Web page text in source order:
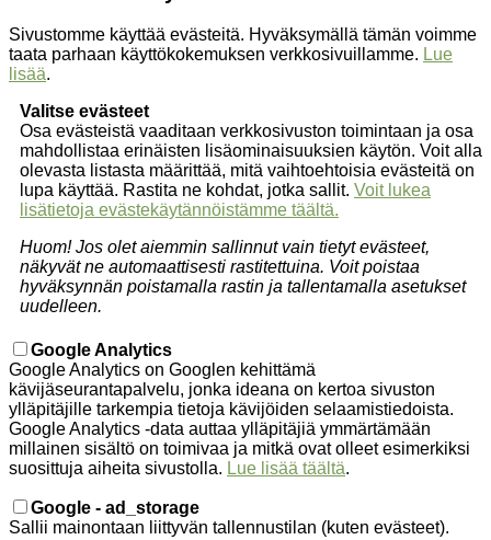
Sivustomme käyttää evästeitä. Hyväksymällä tämän voimme
taata parhaan käyttökokemuksen verkkosivuillamme. Lue
lisää.
Valitse evästeet
Osa evästeistä vaaditaan verkkosivuston toimintaan ja osa
mahdollistaa erinäisten lisäominaisuuksien käytön. Voit alla
olevasta listasta määrittää, mitä vaihtoehtoisia evästeitä on
lupa käyttää. Rastita ne kohdat, jotka sallit. Voit lukea
lisätietoja evästekäytännöistämme täältä.
Huom! Jos olet aiemmin sallinnut vain tietyt evästeet,
näkyvät ne automaattisesti rastitettuina. Voit poistaa
hyväksynnän poistamalla rastin ja tallentamalla asetukset
uudelleen.
Google Analytics
Google Analytics on Googlen kehittämä
kävijäseurantapalvelu, jonka ideana on kertoa sivuston
ylläpitäjille tarkempia tietoja kävijöiden selaamistiedoista.
Google Analytics -data auttaa ylläpitäjiä ymmärtämään
millainen sisältö on toimivaa ja mitkä ovat olleet esimerkiksi
suosittuja aiheita sivustolla. Lue lisää täältä.
Google - ad_storage
Sallii mainontaan liittyvän tallennustilan (kuten evästeet).